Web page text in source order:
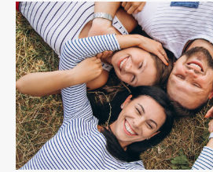
Trata
a
tus
hijos
como
te
gustaría
ser
tratado